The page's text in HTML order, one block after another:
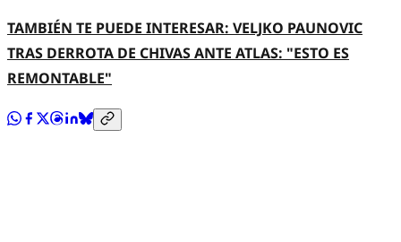
TAMBIÉN TE PUEDE INTERESAR: VELJKO PAUNOVIC
TRAS DERROTA DE CHIVAS ANTE ATLAS: "ESTO ES
REMONTABLE"